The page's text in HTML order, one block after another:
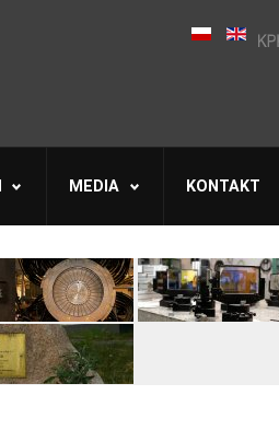
MEDIA KONTAKT